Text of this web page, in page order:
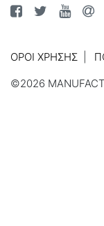
ΌΡΟΙ ΧΡΉΣΗΣ
©2026